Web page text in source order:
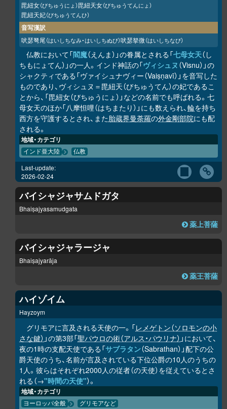
毘紐女（びちゅうにょ）毘紐天女（びちゅうてんにょ）
毘紐天妃（びちゅうてんひ）
音写漢訳
吠瑟弩尾（はいしちなみ・はいしちぬび）吠瑟拏微（はいしちなび）
仏教において「閻魔（えんま）」の眷属とされる「七母女天（し
ちもにょてん）」の一人。インド神話の「ヴィシュヌ （Visnu）」の
シャクティである「ヴァイシュナヴィー（Vaiṣṇavī）」を音写した
ものであり、ヴィシュヌ＝毘紐天（びちゅうてん）の妃であるこ
とから、「毘紐女（びちゅうにょ）」などの名前でも呼ばれる。七
母女天のほか「八摩怛哩（はちまたり）」にも数えられ、輪を持ち
西方を守護するとされ、また胎蔵界曼荼羅の外金剛部院にも配
される。
地域・カテゴリ
インド亜大陸 仏教
Last-update:
2026-02-24
バイシャジャサムドガタ
Bhaiṣajyasamudgata
薬上菩薩
バイシャジャラージャ
Bhaiṣajyarāja
薬王菩薩
ハイゾイム
Hayzoym
グリモアに言及される天使の一。「レメゲトン（ソロモンの小
さな鍵） 」の第3部「聖パウロの術（アルス・パウリナ） 」において、
夜の1時の支配天使である「サブラタン（Sabrathan）」配下の公
爵天使のうち、名前が言及されている下位公爵の10人のうちの
1人。彼らはそれぞれ2000人の従者（の天使）を従えているとさ
れる（→"時間の天使"）。
地域・カテゴリ
ヨーロッパ全般 グリモアなど